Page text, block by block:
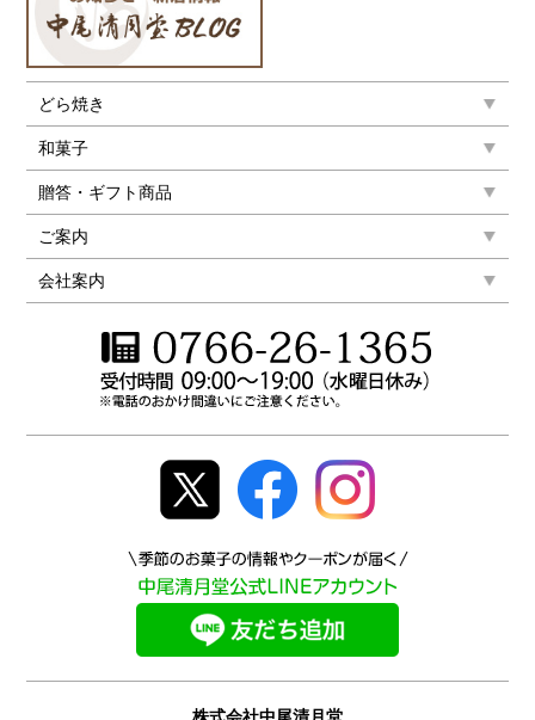
どら焼き
和菓子
贈答・ギフト商品
ご案内
会社案内
株式会社中尾清月堂